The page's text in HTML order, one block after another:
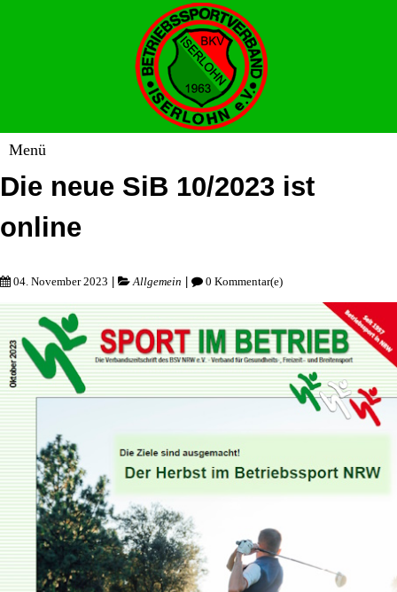
Die neue SiB 10/2023 ist
online
04. November 2023 Allgemein 0 Kommentar(e)